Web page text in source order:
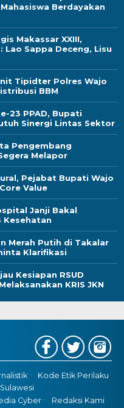
Berdayakan
Makassar XXIII,
Lao Sappa Deceng, Lisu
Tipidter Polres Wajo
BBM
23 PPAD, Bupati
Sinergi Lintas Sektor
Pengembang
Melapor
Pejabat Bupati Wajo
Value
Janji Bakal
Kesehatan
Merah Putih di Takalar
Klarifikasi
Kesiapan RSUD
KRIS JKN
Kode Etik Perilaku
Cyber
Redaksi Kami